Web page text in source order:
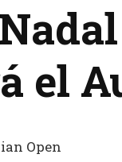
el